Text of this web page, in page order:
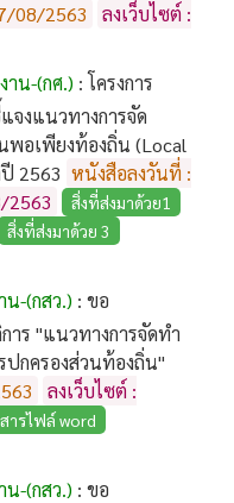
08/2563
ลงเว็บไซต์ :
น-(กศ.) : โครงการ
งแนวทางการจัด
พอเพียงท้องถิ่น (Local
2563 หนังสือลงวันที่ :
2563
สิ่งที่ส่งมาด้วย1
สิ่งที่ส่งมาด้วย 3
-(กสว.) : ขอ
ร "แนวทางการจัดทำ
ปกครองส่วนท้องถิ่น"
ลงเว็บไซต์ :
ารไฟล์ word
-(กสว.) : ขอ